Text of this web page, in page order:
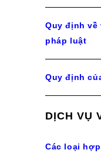
Quy định
pháp luật
Quy định
DỊCH VỤ
Các loại